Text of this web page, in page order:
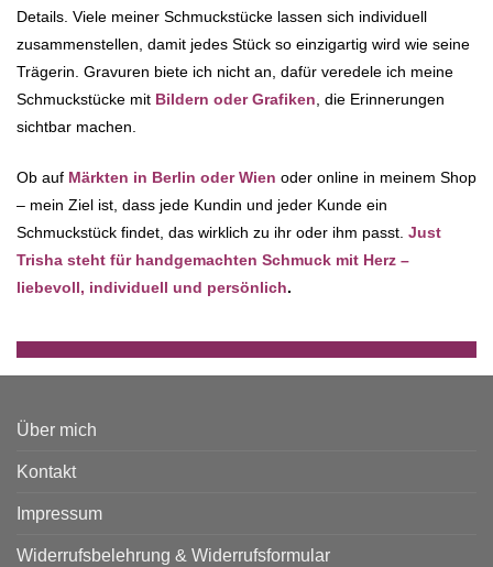
Details. Viele meiner Schmuckstücke lassen sich individuell
zusammenstellen, damit jedes Stück so einzigartig wird wie seine
Trägerin. Gravuren biete ich nicht an, dafür veredele ich meine
Schmuckstücke mit Bildern oder Grafiken, die Erinnerungen
sichtbar machen.
Ob auf Märkten in Berlin oder Wien oder online in meinem Shop
– mein Ziel ist, dass jede Kundin und jeder Kunde ein
Schmuckstück findet, das wirklich zu ihr oder ihm passt. Just
Trisha steht für handgemachten Schmuck mit Herz –
liebevoll, individuell und persönlich.
Über mich
Kontakt
Impressum
Widerrufsbelehrung & Widerrufsformular